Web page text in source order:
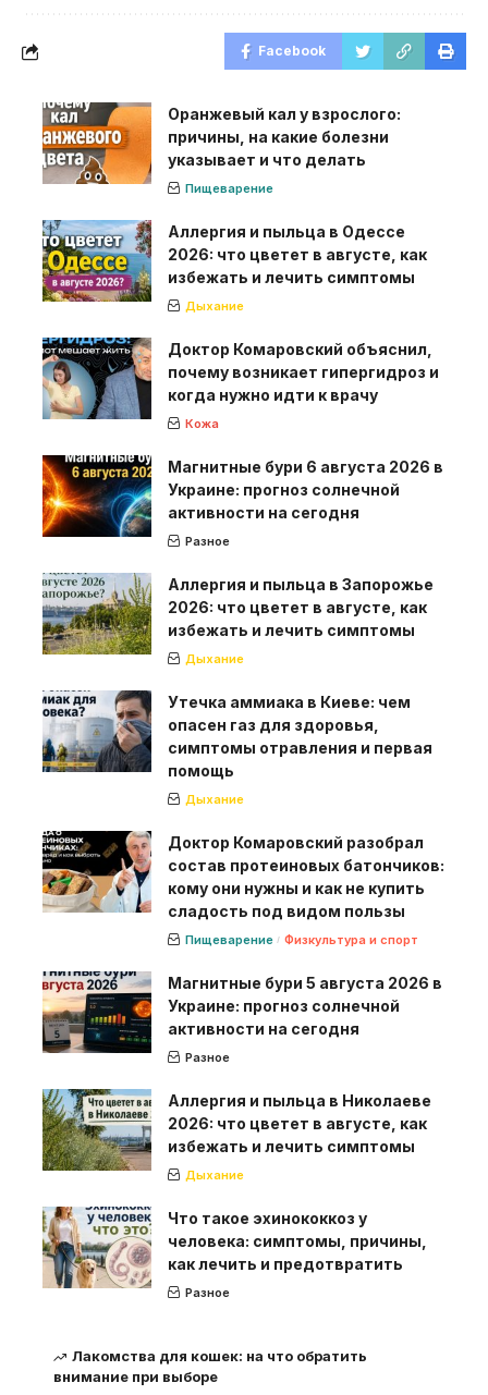
Facebook
Оранжевый кал у взрослого:
причины, на какие болезни
указывает и что делать
Пищеварение
Аллергия и пыльца в Одессе
2026: что цветет в августе, как
избежать и лечить симптомы
Дыхание
Доктор Комаровский объяснил,
почему возникает гипергидроз и
когда нужно идти к врачу
Кожа
Магнитные бури 6 августа 2026 в
Украине: прогноз солнечной
активности на сегодня
Разное
Аллергия и пыльца в Запорожье
2026: что цветет в августе, как
избежать и лечить симптомы
Дыхание
Утечка аммиака в Киеве: чем
опасен газ для здоровья,
симптомы отравления и первая
помощь
Дыхание
Доктор Комаровский разобрал
состав протеиновых батончиков:
кому они нужны и как не купить
сладость под видом пользы
Пищеварение Физкультура и спорт
Магнитные бури 5 августа 2026 в
Украине: прогноз солнечной
активности на сегодня
Разное
Аллергия и пыльца в Николаеве
2026: что цветет в августе, как
избежать и лечить симптомы
Дыхание
Что такое эхинококкоз у
человека: симптомы, причины,
как лечить и предотвратить
Разное
Лакомства для кошек: на что обратить
внимание при выборе